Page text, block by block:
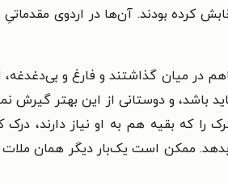
کرده بودند. آن‌ها در اردوی
در میان گذاشتند و فارغ و بی‌دغدغه،
باشد، و دوستانی از این بهتر گیرش
که بقیه هم به او نیاز دارند، درک
ممکن است یک‌بار دیگر همان ملات و